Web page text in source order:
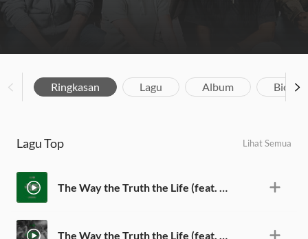
Ringkasan Lagu Album
Lagu Top Lihat Semua